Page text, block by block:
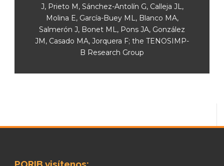
J, Prieto M, Sánchez-Antolín G, Calleja JL,
Molina E, García-Buey ML, Blanco MA,
Salmerón J, Bonet ML, Pons JA, González
JM, Casado MA, Jorquera F; the TENOSIMP-
B Research Group